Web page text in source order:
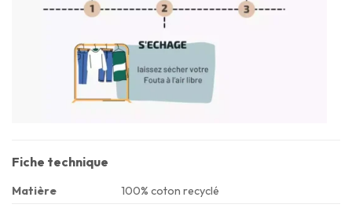
Fiche technique
Matière
100% coton recyclé